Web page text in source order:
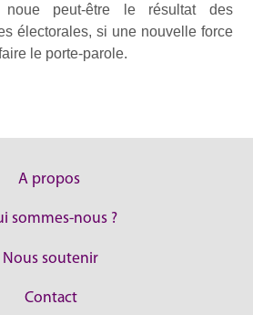
peut-être le résultat des
électorales, si une nouvelle force
le porte-parole.
A propos
sommes-nous ?
Nous soutenir
Contact